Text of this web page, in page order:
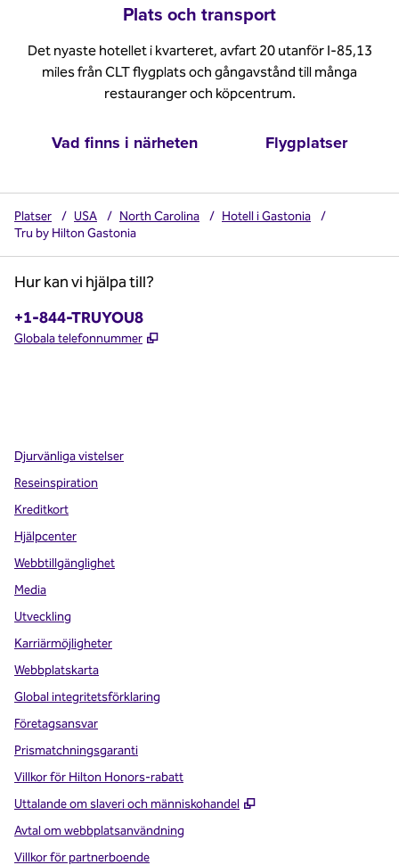
Plats och transport
Det nyaste hotellet i kvarteret, avfart 20 utanför I-85,13
miles från CLT flygplats och gångavstånd till många
restauranger och köpcentrum.
Vad finns i närheten Flygplatser
Platser / USA / North Carolina / Hotell i Gastonia
/
Tru by Hilton Gastonia
Hur kan vi hjälpa till?
Telefon:
+1-844-TRUYOU8
Globala telefonnummer ,
Djurvänliga vistelser
Reseinspiration
Kreditkort
Hjälpcenter
Webbtillgänglighet
Media
Utveckling
Karriärmöjligheter
Webbplatskarta
Global integritetsförklaring
Företagsansvar
Prismatchningsgaranti
Villkor för Hilton Honors-rabatt
Uttalande om slaveri och människohandel
,
Avtal om webbplatsanvändning
Villkor för partnerboende